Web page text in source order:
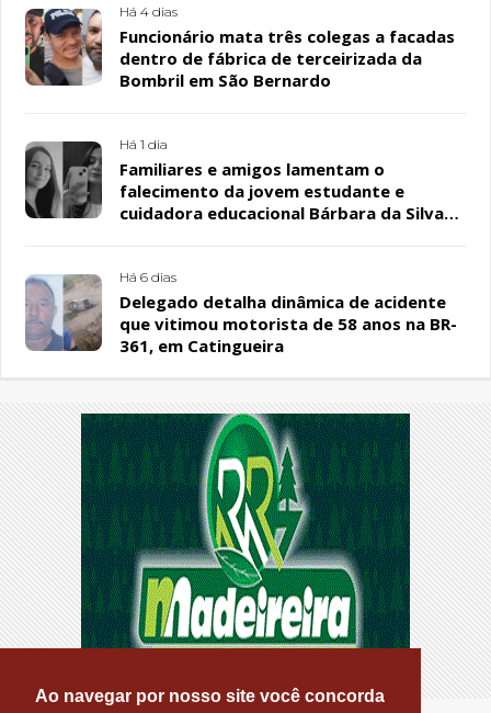
Ao navegar por nosso site você concorda
Há 4 dias
Funcionário mata três colegas a facadas
dentro de fábrica de terceirizada da
Bombril em São Bernardo
Há 1 dia
Familiares e amigos lamentam o
falecimento da jovem estudante e
cuidadora educacional Bárbara da Silva
Há 6 dias
Delegado detalha dinâmica de acidente
que vitimou motorista de 58 anos na BR-
361, em Catingueira